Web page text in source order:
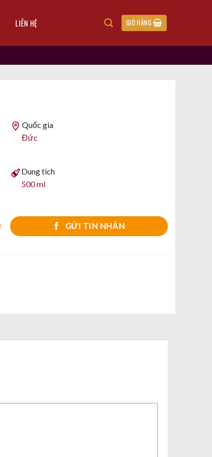
LIÊN HỆ GIỎ HÀNG
Quốc gia
Đức
Dung tích
500 ml
GỬI TIN NHẮN